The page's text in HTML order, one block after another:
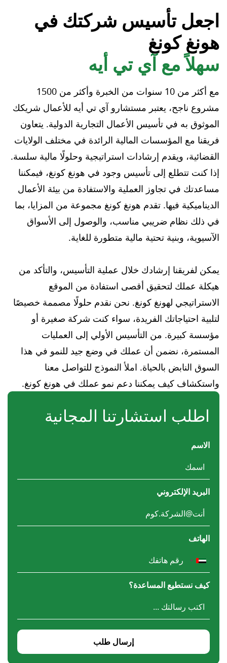
اطلب استشارتنا المجانية
الاسم
البريد الإلكتروني
الهاتف
كيف نستطيع المساعدة؟
إرسال طلب
اجعل تأسيس شركتك في
هونغ كونغ
سهلاً مع آي تي أيه
مع أكثر من 10 سنوات من الخبرة وأكثر من 1500
مشروع ناجح، يعتبر مستشارو آي تي أيه للأعمال شريكك
الموثوق به في تأسيس الأعمال التجارية الدولية. يتعاون
فريقنا مع المؤسسات المالية الرائدة في مختلف الولايات
القضائية، ويقدم إرشادات استراتيجية وحلولًا مالية سلسة.
إذا كنت تتطلع إلى تأسيس وجود في هونغ كونغ، فيمكننا
مساعدتك في تجاوز العملية والاستفادة من بيئة الأعمال
الديناميكية فيها. تقدم هونغ كونغ مجموعة من المزايا، بما
في ذلك نظام ضريبي مناسب، والوصول إلى الأسواق
الآسيوية، وبنية تحتية مالية متطورة للغاية.
يمكن لفريقنا إرشادك خلال عملية التأسيس، والتأكد من
هيكلة عملك لتحقيق أقصى استفادة من الموقع
الاستراتيجي لهونغ كونغ. نحن نقدم حلولًا مصممة خصيصًا
لتلبية احتياجاتك الفريدة، سواء كنت شركة صغيرة أو
مؤسسة كبيرة. من التأسيس الأولي إلى العمليات
المستمرة، نضمن أن عملك في وضع جيد للنمو في هذا
السوق النابض بالحياة. املأ النموذج للتواصل معنا
واستكشاف كيف يمكننا دعم نمو عملك في هونغ كونغ.